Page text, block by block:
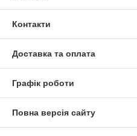
Контакти
Доставка та оплата
Графік роботи
Повна версія сайту